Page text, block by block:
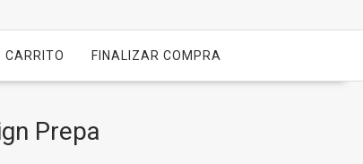
CARRITO FINALIZAR COMPRA
Prepa